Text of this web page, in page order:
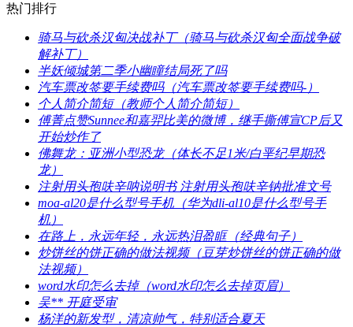
热门排行
​骑马与砍杀汉匈决战补丁（骑马与砍杀汉匈全面战争破
解补丁）
​半妖倾城第二季小幽瞳结局死了吗
​汽车票改签要手续费吗（汽车票改签要手续费吗-）
​个人简介简短（教师个人简介简短）
​傅菁点赞Sunnee和嘉羿比美的微博，继手撕傅宣CP后又
开始炒作了
​佛舞龙：亚洲小型恐龙（体长不足1米/白垩纪早期恐
龙）
​注射用头孢呋辛呐说明书 注射用头孢呋辛钠批准文号
​moa-al20是什么型号手机（华为dli-al10是什么型号手
机）
​在路上，永远年轻，永远热泪盈眶（经典句子）
​炒饼丝的饼正确的做法视频（豆芽炒饼丝的饼正确的做
法视频）
​word水印怎么去掉（word水印怎么去掉页眉）
​吴** 开庭受审
​杨洋的新发型，清凉帅气，特别适合夏天